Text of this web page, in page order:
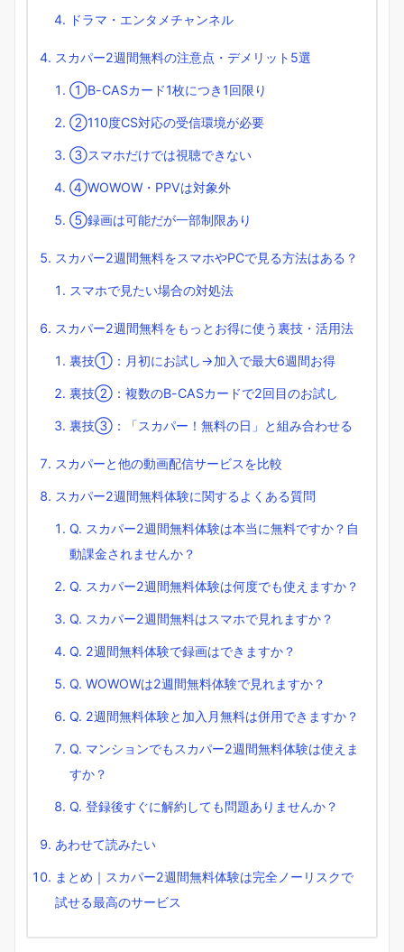
ドラマ・エンタメチャンネル
スカパー2週間無料の注意点・デメリット5選
①B-CASカード1枚につき1回限り
②110度CS対応の受信環境が必要
③スマホだけでは視聴できない
④WOWOW・PPVは対象外
⑤録画は可能だが一部制限あり
スカパー2週間無料をスマホやPCで見る方法はある？
スマホで見たい場合の対処法
スカパー2週間無料をもっとお得に使う裏技・活用法
裏技①：月初にお試し→加入で最大6週間お得
裏技②：複数のB-CASカードで2回目のお試し
裏技③：「スカパー！無料の日」と組み合わせる
スカパーと他の動画配信サービスを比較
スカパー2週間無料体験に関するよくある質問
Q. スカパー2週間無料体験は本当に無料ですか？自
動課金されませんか？
Q. スカパー2週間無料体験は何度でも使えますか？
Q. スカパー2週間無料はスマホで見れますか？
Q. 2週間無料体験で録画はできますか？
Q. WOWOWは2週間無料体験で見れますか？
Q. 2週間無料体験と加入月無料は併用できますか？
Q. マンションでもスカパー2週間無料体験は使えま
すか？
Q. 登録後すぐに解約しても問題ありませんか？
あわせて読みたい
まとめ｜スカパー2週間無料体験は完全ノーリスクで
試せる最高のサービス